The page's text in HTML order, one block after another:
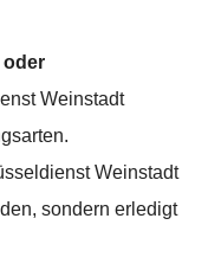
oder
Weinstadt
Weinstadt
sondern erledigt